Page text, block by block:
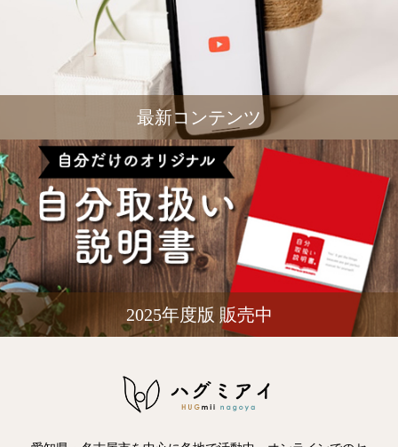
最新コンテンツ
2025年度版 販売中